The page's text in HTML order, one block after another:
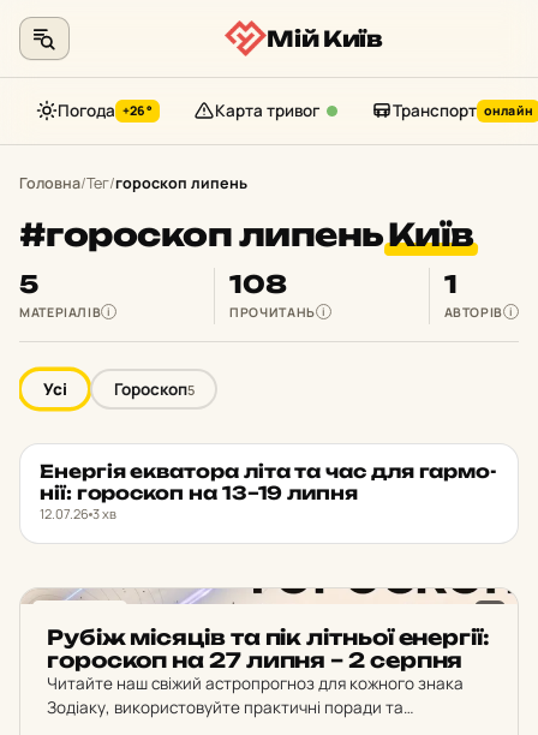
Мій Київ
Погода +26° Карта тривог Транспорт онлайн
Головна/Тег/гороскоп липень
#гороскоп липеньКиїв
5
МАТЕРІАЛІВ i
108
ПРОЧИТАНЬ i
1
АВТОРІВ i
Усі Гороскоп5
ГОРОСКОП ★ ОБРАНЕ
Енер­гія ек­ва­то­ра літа та час для гар­мо­
нії: го­рос­коп на 13–19 липня
12.07.26 3 хв
Рубіж мі­ся­ців та пік літ­ньої енер­гії:
го­рос­коп на 27 липня – 2 серпня
Читайте наш свіжий астропрогноз для кожного знака
Зодіаку, використовуйте практичні поради та